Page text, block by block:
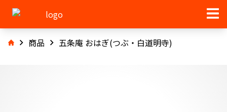
商品 五条庵 おはぎ(つぶ・白道明寺)